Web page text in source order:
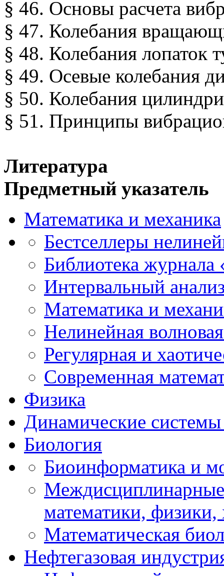
§ 46. Основы расчета
§ 47. Колебания
§ 48. Колебания лопаток
§ 49. Осевые колебания
§ 50. Колебания
§ 51. Принципы
Литература
Предметный указатель
Математика и механика
Бестселлеры
Библиотека
Интервальный
Математика и
Нелинейная
Регулярная и
Современная
Физика
Динамические системы
Биология
Биоинформатика и
математики,
Математическая
Нефтегазовая